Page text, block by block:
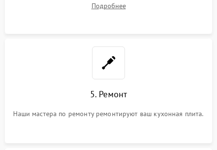
Подробнее
5. Ремонт
Наши мастера по ремонту ремонтируют ваш кухонная плита.